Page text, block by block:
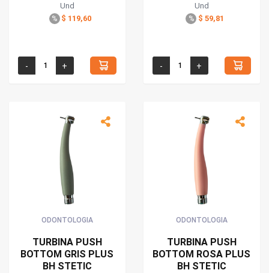
Und
% $ 119,60
Und
% $ 59,81
ODONTOLOGIA
TURBINA PUSH
BOTTOM GRIS PLUS
BH STETIC
ODONTOLOGIA
TURBINA PUSH
BOTTOM ROSA PLUS
BH STETIC